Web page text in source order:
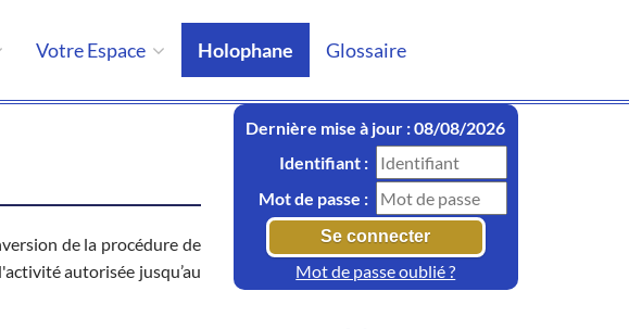
Votre Espace Holophane Glossaire
Dernière mise à jour : 08/08/2026
Identifiant :
Mot de passe :
Mot de passe oublié ?
de la procédure de
autorisée jusqu’au